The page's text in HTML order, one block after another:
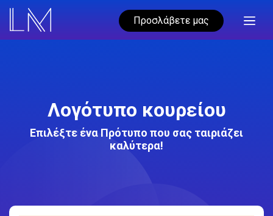
Προσλάβετε μας
Λογότυπο κουρείου
Επιλέξτε ένα Πρότυπο που σας ταιριάζει
καλύτερα!